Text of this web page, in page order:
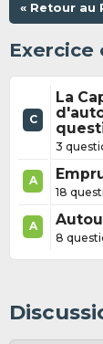
« Retour au
Exercice
C
La
3
A
18
A
8